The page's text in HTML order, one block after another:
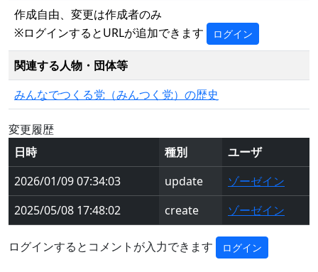
作成自由、変更は作成者のみ
※ログインするとURLが追加できます
ログイン
関連する人物・団体等
みんなでつくる党（みんつく党）の歴史
変更履歴
日時
種別
ユーザ
2026/01/09 07:34:03
update
ゾーゼイン
2025/05/08 17:48:02
create ゾーゼイン
ログインするとコメントが入力できます ログイン